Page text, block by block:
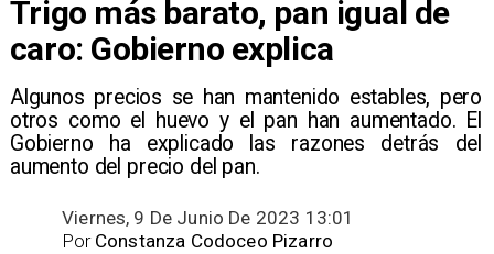
Trigo más barato, pan igual de
caro: Gobierno explica
Algunos precios se han mantenido estables, pero
otros como el huevo y el pan han aumentado. El
Gobierno ha explicado las razones detrás del
aumento del precio del pan.
Viernes, 9 De Junio De 2023 13:01
Constanza Codoceo Pizarro
Por